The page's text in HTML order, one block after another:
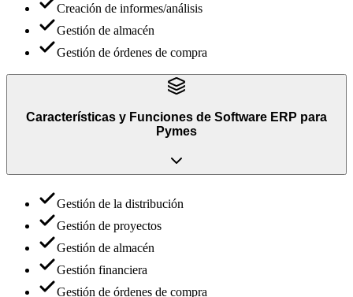
Creación de informes/análisis
Gestión de almacén
Gestión de órdenes de compra
Características y Funciones de Software ERP para
Pymes
Gestión de la distribución
Gestión de proyectos
Gestión de almacén
Gestión financiera
Gestión de órdenes de compra